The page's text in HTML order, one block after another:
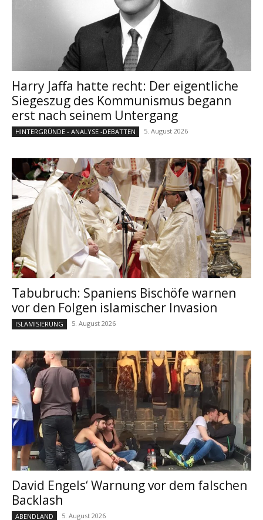
Harry Jaffa hatte recht: Der eigentliche
Siegeszug des Kommunismus begann
erst nach seinem Untergang
HINTERGRÜNDE - ANALYSE -DEBATTEN 5. August 2026
Tabubruch: Spaniens Bischöfe warnen
vor den Folgen islamischer Invasion
ISLAMISIERUNG 5. August 2026
David Engels‘ Warnung vor dem falschen
Backlash
ABENDLAND 5. August 2026